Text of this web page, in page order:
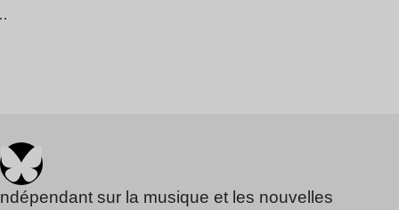
sur la musique et les nouvelles